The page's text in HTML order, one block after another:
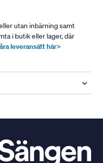
utan inbärning samt
i butik eller lager, där
leveransätt här>